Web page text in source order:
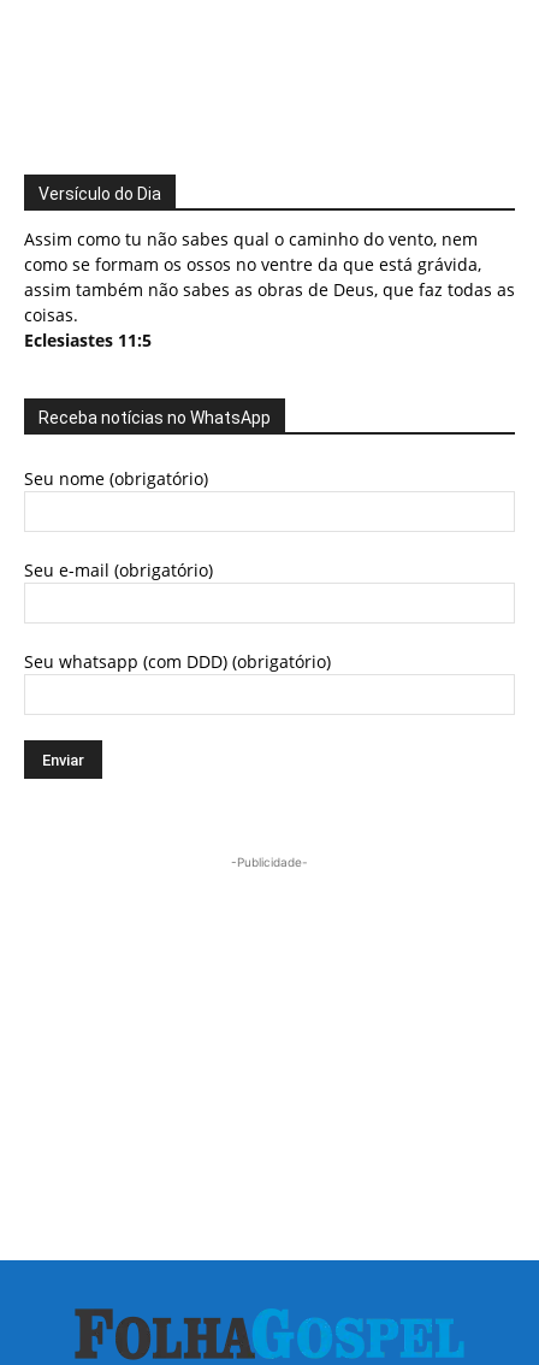
Versículo do Dia
Assim como tu não sabes qual o caminho do vento, nem
como se formam os ossos no ventre da que está grávida,
assim também não sabes as obras de Deus, que faz todas as
coisas.
Eclesiastes 11:5
Receba notícias no WhatsApp
Seu nome (obrigatório)
Seu e-mail (obrigatório)
Seu whatsapp (com DDD) (obrigatório)
-Publicidade-